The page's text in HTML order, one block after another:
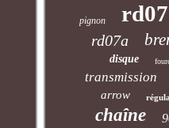
pignon rd07
rd07a
disque
transmission
arrow
chaîne